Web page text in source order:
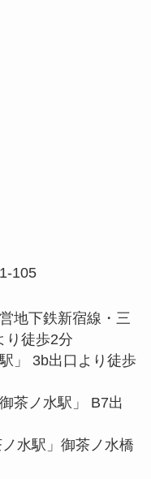
105
地下鉄新宿線・三
り徒歩2分
」 3b出口より徒歩
茶ノ水駅」 B7出
水駅」御茶ノ水橋